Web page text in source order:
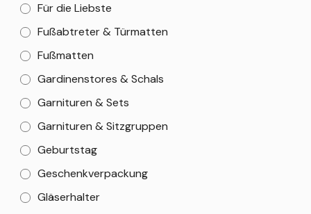
Für die Liebste
Fußabtreter & Türmatten
Fußmatten
Gardinenstores & Schals
Garnituren & Sets
Garnituren & Sitzgruppen
Geburtstag
Geschenkverpackung
Gläserhalter